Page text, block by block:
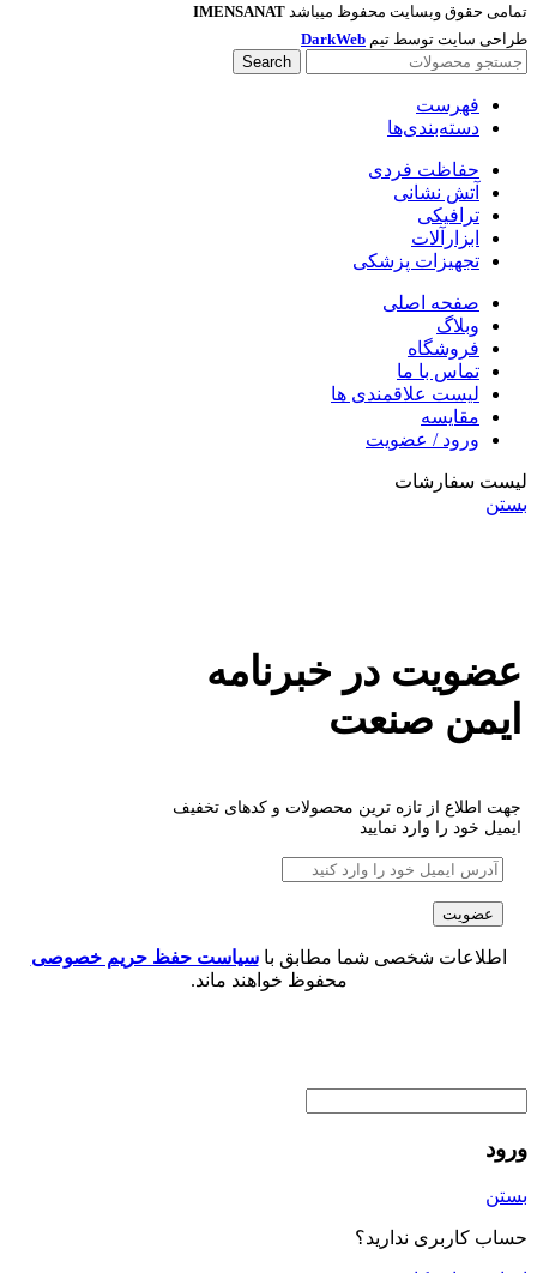
تمامی حقوق وبسایت محفوظ میباشد IMENSANAT
طراحی سایت توسط تیم DarkWeb
Search
فهرست
دسته‌بندی‌ها
حفاظت فردی
آتش نشانی
ترافیکی
ابزارآلات
تجهیزات پزشکی
صفحه اصلی
وبلاگ
فروشگاه
تماس با ما
لیست علاقمندی ها
مقایسه
ورود / عضویت
لیست سفارشات
بستن
عضویت در خبرنامه
ایمن صنعت
جهت اطلاع از تازه ترین محصولات و کدهای تخفیف
ایمیل خود را وارد نمایید
اطلاعات شخصی شما مطابق باسیاست حفظ حریم خصوصی
محفوظ خواهند ماند.
ورود
بستن
حساب کاربری ندارید؟